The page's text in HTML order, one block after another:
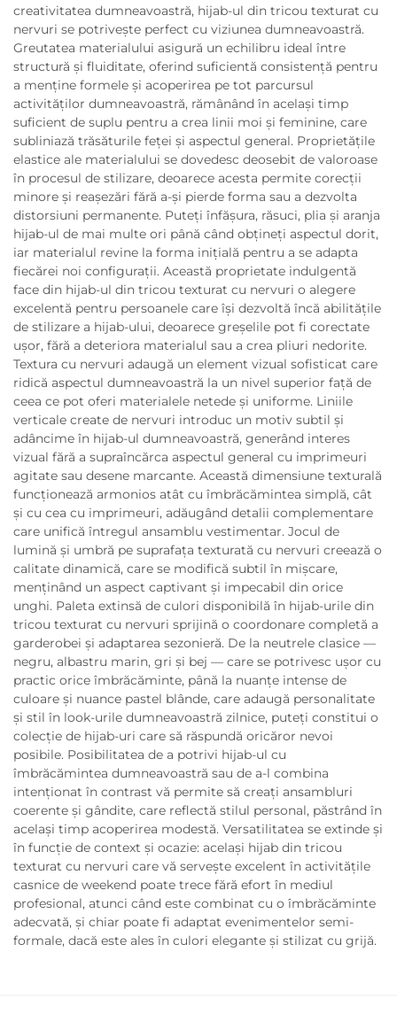
creativitatea dumneavoastră, hijab-ul din tricou texturat cu
nervuri se potrivește perfect cu viziunea dumneavoastră.
Greutatea materialului asigură un echilibru ideal între
structură și fluiditate, oferind suficientă consistență pentru
a menține formele și acoperirea pe tot parcursul
activităților dumneavoastră, rămânând în același timp
suficient de suplu pentru a crea linii moi și feminine, care
subliniază trăsăturile feței și aspectul general. Proprietățile
elastice ale materialului se dovedesc deosebit de valoroase
în procesul de stilizare, deoarece acesta permite corecții
minore și reașezări fără a-și pierde forma sau a dezvolta
distorsiuni permanente. Puteți înfășura, răsuci, plia și aranja
hijab-ul de mai multe ori până când obțineți aspectul dorit,
iar materialul revine la forma inițială pentru a se adapta
fiecărei noi configurații. Această proprietate indulgentă
face din hijab-ul din tricou texturat cu nervuri o alegere
excelentă pentru persoanele care își dezvoltă încă abilitățile
de stilizare a hijab-ului, deoarece greșelile pot fi corectate
ușor, fără a deteriora materialul sau a crea pliuri nedorite.
Textura cu nervuri adaugă un element vizual sofisticat care
ridică aspectul dumneavoastră la un nivel superior față de
ceea ce pot oferi materialele netede și uniforme. Liniile
verticale create de nervuri introduc un motiv subtil și
adâncime în hijab-ul dumneavoastră, generând interes
vizual fără a supraîncărca aspectul general cu imprimeuri
agitate sau desene marcante. Această dimensiune texturală
funcționează armonios atât cu îmbrăcămintea simplă, cât
și cu cea cu imprimeuri, adăugând detalii complementare
care unifică întregul ansamblu vestimentar. Jocul de
lumină și umbră pe suprafața texturată cu nervuri creează o
calitate dinamică, care se modifică subtil în mișcare,
menținând un aspect captivant și impecabil din orice
unghi. Paleta extinsă de culori disponibilă în hijab-urile din
tricou texturat cu nervuri sprijină o coordonare completă a
garderobei și adaptarea sezonieră. De la neutrele clasice —
negru, albastru marin, gri și bej — care se potrivesc ușor cu
practic orice îmbrăcăminte, până la nuanțe intense de
culoare și nuance pastel blânde, care adaugă personalitate
și stil în look-urile dumneavoastră zilnice, puteți constitui o
colecție de hijab-uri care să răspundă oricăror nevoi
posibile. Posibilitatea de a potrivi hijab-ul cu
îmbrăcămintea dumneavoastră sau de a-l combina
intenționat în contrast vă permite să creați ansambluri
coerente și gândite, care reflectă stilul personal, păstrând în
același timp acoperirea modestă. Versatilitatea se extinde și
în funcție de context și ocazie: același hijab din tricou
texturat cu nervuri care vă servește excelent în activitățile
casnice de weekend poate trece fără efort în mediul
profesional, atunci când este combinat cu o îmbrăcăminte
adecvată, și chiar poate fi adaptat evenimentelor semi-
formale, dacă este ales în culori elegante și stilizat cu grijă.